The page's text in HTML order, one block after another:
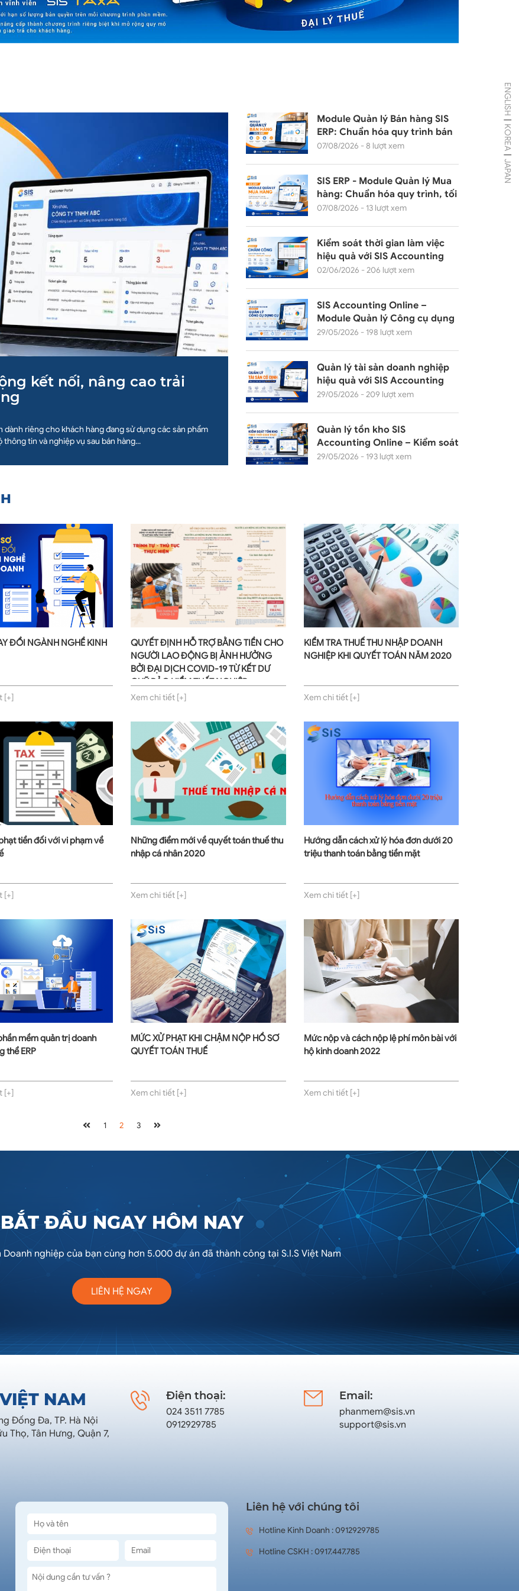
kết nối, nâng cao trải
riêng cho khách hàng đang sử dụng các sản phẩm
tin và nghiệp vụ sau bán hàng...
Module Quản lý Bán hàng SIS
ERP: Chuẩn hóa quy trình bán
hàng
07/08/2026 - 8 lượt xem
SIS ERP - Module Quản lý Mua
hàng: Chuẩn hóa quy trình, tối
ưu chi phí
07/08/2026 - 13 lượt xem
Kiểm soát thời gian làm việc
hiệu quả với SIS Accounting
Online – Module Chấm công
02/06/2026 - 206 lượt xem
SIS Accounting Online –
Module Quản lý Công cụ dụng
cụ cho doanh nghiệp hiện đại
29/05/2026 - 198 lượt xem
Quản lý tài sản doanh nghiệp
hiệu quả với SIS Accounting
Online – Module Tài sản cố
29/05/2026 - 209 lượt xem
Quản lý tồn kho SIS
Accounting Online – Kiểm soát
tồn kho realtime
29/05/2026 - 193 lượt xem
ĐỔI NGÀNH NGHỀ KINH
[+]
QUYẾT ĐỊNH HỖ TRỢ BẰNG TIỀN CHO
NGƯỜI LAO ĐỘNG BỊ ẢNH HƯỞNG
BỞI ĐẠI DỊCH COVID-19 TỪ KẾT DƯ
QUỸ BẢO HIỂM THẤT NGHIỆP
Xem chi tiết [+]
KIỂM TRA THUẾ THU NHẬP DOANH
NGHIỆP KHI QUYẾT TOÁN NĂM 2020
Xem chi tiết [+]
tiền đối với vi phạm về
[+]
Những điểm mới về quyết toán thuế thu
nhập cá nhân 2020
Xem chi tiết [+]
Hướng dẫn cách xử lý hóa đơn dưới 20
triệu thanh toán bằng tiền mặt
Xem chi tiết [+]
mềm quản trị doanh
thể ERP
[+]
MỨC XỬ PHẠT KHI CHẬM NỘP HỒ SƠ
QUYẾT TOÁN THUẾ
Xem chi tiết [+]
Mức nộp và cách nộp lệ phí môn bài với
hộ kinh doanh 2022
Xem chi tiết [+]
1 2 3
BẮT ĐẦU NGAY HÔM NAY
nghiệp của bạn cùng hơn 5.000 dự án đã thành công tại S.I.S Việt Nam
LIÊN HỆ NGAY
NAM
Đống Đa, TP. Hà Nội
Thọ, Tân Hưng, Quận 7,
Điện thoại:
024 3511 7785
0912929785
Email:
phanmem@sis.vn
support@sis.vn
Liên hệ với chúng tôi
Hotline Kinh Doanh : 0912929785
Hotline CSKH : 0917.447.785
ENGLISH
|
KOREA
|
JAPAN